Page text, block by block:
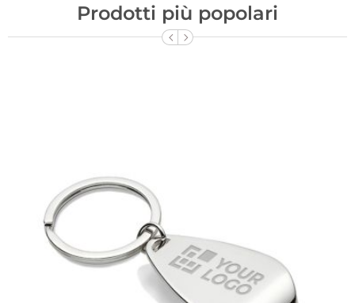
Prodotti più popolari